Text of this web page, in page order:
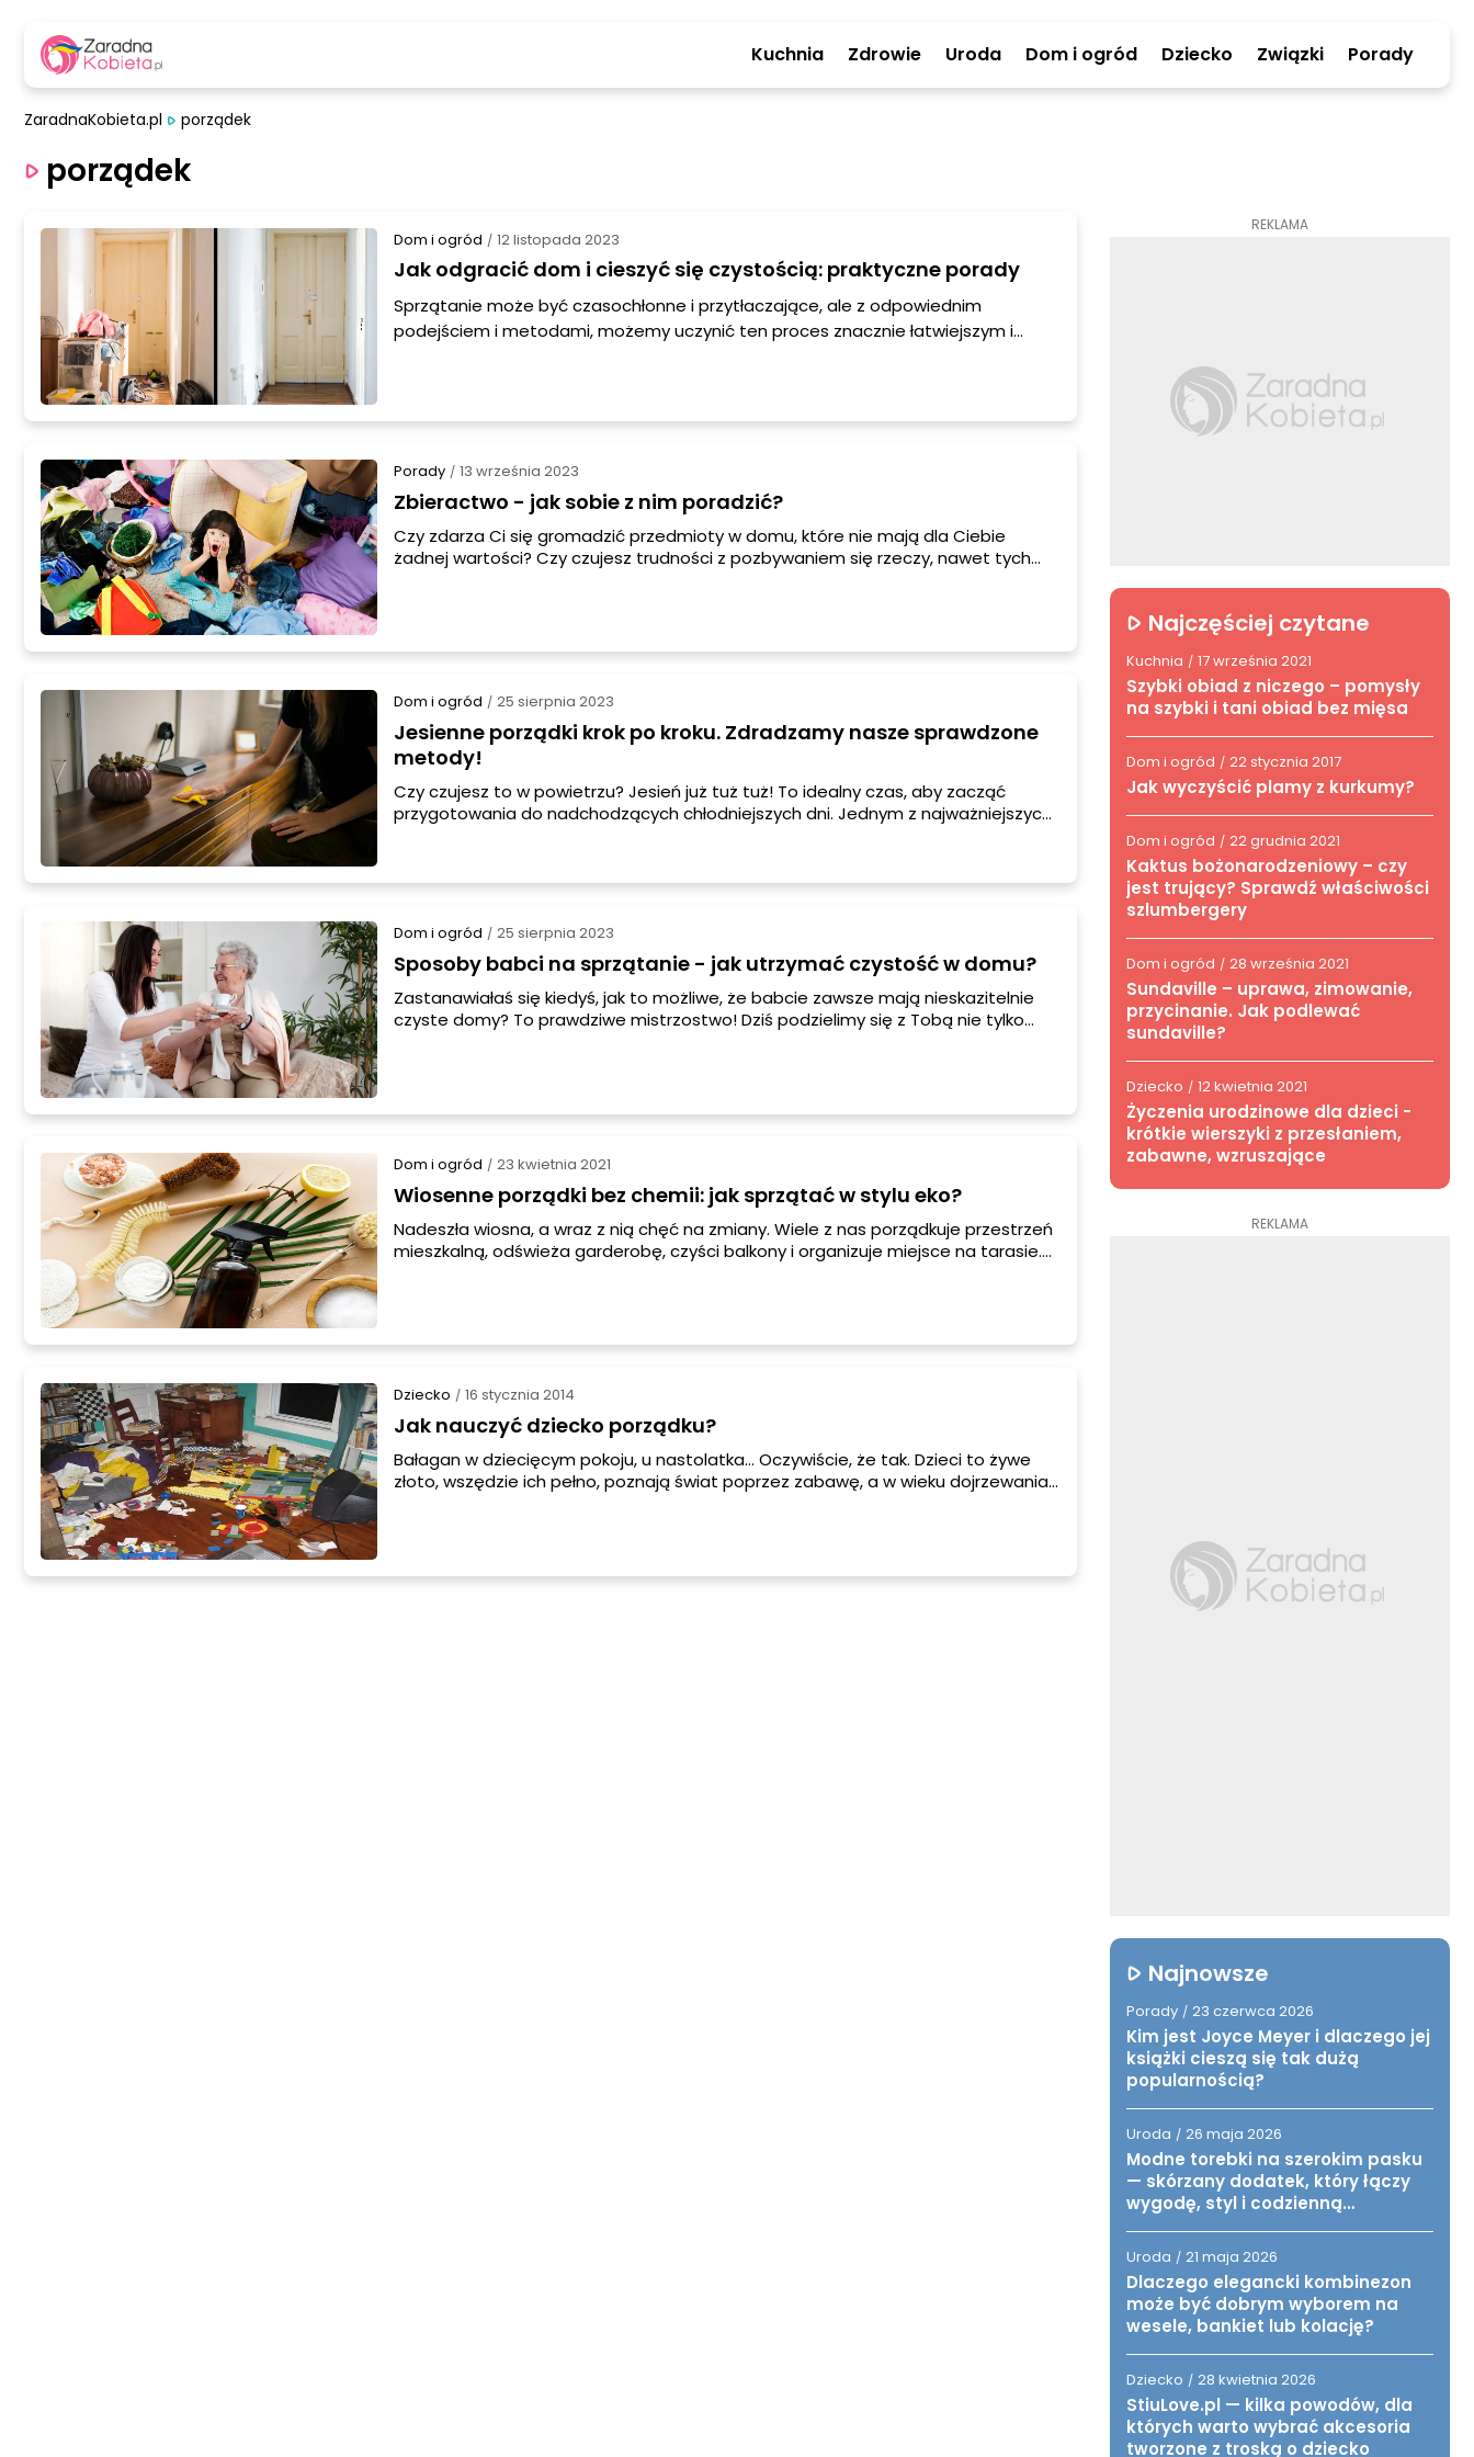
Kuchnia Zdrowie Uroda Dom i ogród Dziecko Związki Porady
ZaradnaKobieta.pl porządek
porządek
Dom i ogród / 12 listopada 2023
Jak odgracić dom i cieszyć się czystością: praktyczne porady
Sprzątanie może być czasochłonne i przytłaczające, ale z odpowiednim
podejściem i metodami, możemy uczynić ten proces znacznie łatwiejszym i
Porady / 13 września 2023
Zbieractwo - jak sobie z nim poradzić?
Czy zdarza Ci się gromadzić przedmioty w domu, które nie mają dla Ciebie
żadnej wartości? Czy czujesz trudności z pozbywaniem się rzeczy, nawet tych
Dom i ogród / 25 sierpnia 2023
Jesienne porządki krok po kroku. Zdradzamy nasze sprawdzone
metody!
Czy czujesz to w powietrzu? Jesień już tuż tuż! To idealny czas, aby zacząć
przygotowania do nadchodzących chłodniejszych dni. Jednym z najważniejszych
schludnym miejscem w nadchodzących miesiącach.
Dom i ogród / 25 sierpnia 2023
Sposoby babci na sprzątanie - jak utrzymać czystość w domu?
Zastanawiałaś się kiedyś, jak to możliwe, że babcie zawsze mają nieskazitelnie
czyste domy? To prawdziwe mistrzostwo! Dziś podzielimy się z Tobą nie tylko
Dom i ogród / 23 kwietnia 2021
Wiosenne porządki bez chemii: jak sprzątać w stylu eko?
Nadeszła wiosna, a wraz z nią chęć na zmiany. Wiele z nas porządkuje przestrzeń
mieszkalną, odświeża garderobę, czyści balkony i organizuje miejsce na tarasie.
Dziecko / 16 stycznia 2014
Jak nauczyć dziecko porządku?
Bałagan w dziecięcym pokoju, u nastolatka… Oczywiście, że tak. Dzieci to żywe
złoto, wszędzie ich pełno, poznają świat poprzez zabawę, a w wieku dojrzewania
REKLAMA
Najczęściej czytane
Kuchnia / 17 września 2021
Szybki obiad z niczego – pomysły
na szybki i tani obiad bez mięsa
Dom i ogród / 22 stycznia 2017
Jak wyczyścić plamy z kurkumy?
Dom i ogród / 22 grudnia 2021
Kaktus bożonarodzeniowy – czy
jest trujący? Sprawdź właściwości
szlumbergery
Dom i ogród / 28 września 2021
Sundaville – uprawa, zimowanie,
przycinanie. Jak podlewać
sundaville?
Dziecko / 12 kwietnia 2021
Życzenia urodzinowe dla dzieci -
krótkie wierszyki z przesłaniem,
zabawne, wzruszające
REKLAMA
Najnowsze
Porady / 23 czerwca 2026
Kim jest Joyce Meyer i dlaczego jej
książki cieszą się tak dużą
popularnością?
Uroda / 26 maja 2026
Modne torebki na szerokim pasku
— skórzany dodatek, który łączy
wygodę, styl i codzienną
Uroda / 21 maja 2026
Dlaczego elegancki kombinezon
może być dobrym wyborem na
wesele, bankiet lub kolację?
Dziecko / 28 kwietnia 2026
StiuLove.pl — kilka powodów, dla
których warto wybrać akcesoria
tworzone z troską o dziecko